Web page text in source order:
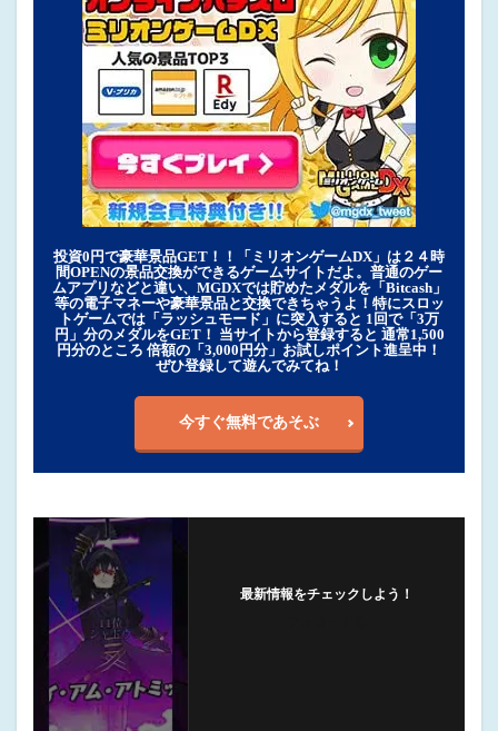
投資0円で豪華景品GET！！「ミリオンゲームDX」は２４時
間OPENの景品交換ができるゲームサイトだよ。普通のゲー
ムアプリなどと違い、MGDXでは貯めたメダルを「Bitcash」
等の電子マネーや豪華景品と交換できちゃうよ！特にスロッ
トゲームでは「ラッシュモード」に突入すると 1回で「3万
円」分のメダルをGET！ 当サイトから登録すると 通常1,500
円分のところ 倍額の「3,000円分」お試しポイント進呈中！
ぜひ登録して遊んでみてね！
今すぐ無料であそぶ
最新情報をチェックしよう！